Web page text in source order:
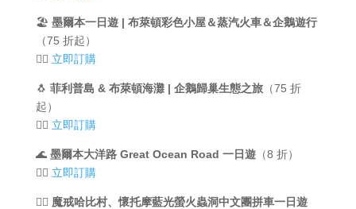
🏖 墨爾本一日遊 | 布萊頓彩色小屋＆蒸汽火車＆企鵝遊行
（75 折起）
👉🏻 立即訂購
🐧 菲利普島 & 布萊頓海灘 | 企鵝歸巢生態之旅（75 折
起）
👉🏻 立即訂購
🌊 墨爾本大洋路 Great Ocean Road 一日遊（8 折）
👉🏻 立即訂購
🧙‍♂ 魔戒哈比村、懷托摩藍光螢火蟲洞中文團拼車一日遊